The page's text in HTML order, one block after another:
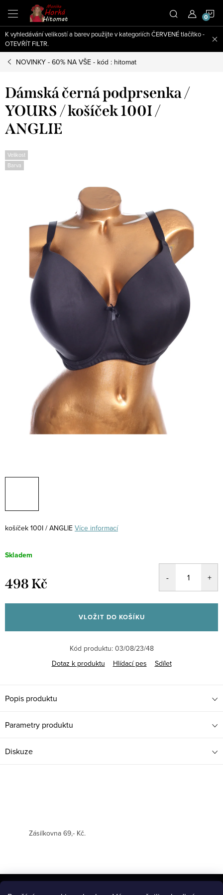
obsah
K vyhledávání velikostí a barev použijte v kategoriích ČERVENÉ tlačítko -
OTEVŘÍT FILTR.
NOVINKY - 60% NA VŠE - kód : hitomat
Dámská černá podprsenka /
YOURS / košíček 100I /
ANGLIE
Velikost
Barva
košíček 100I / ANGLIE Více informací
Skladem
498 Kč
cena:
VLOŽIT DO KOŠÍKU
Kód produktu: 03/08/23/48
Dotaz k produktu
Hlídací pes Sdílet
Popis produktu
Parametry produktu
Diskuze
Zásilkovna 69,- Kč.
Z